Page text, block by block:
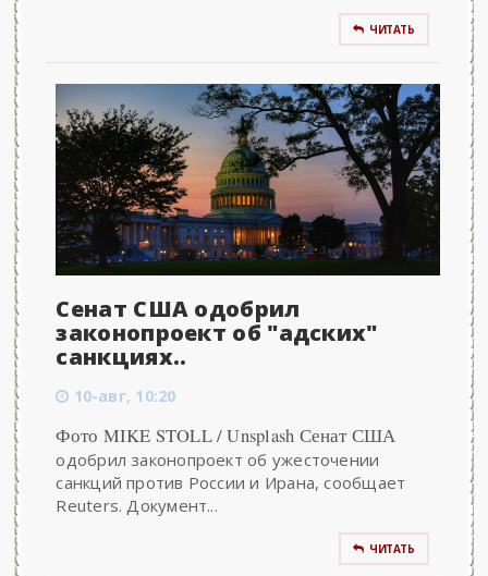
ЧИТАТЬ
Сенат США одобрил
законопроект об "адских"
санкциях..
10-авг, 10:20
Фото MIKE STOLL / Unsplash Сенат США
одобрил законопроект об ужесточении
санкций против России и Ирана, сообщает
Reuters. Документ...
ЧИТАТЬ